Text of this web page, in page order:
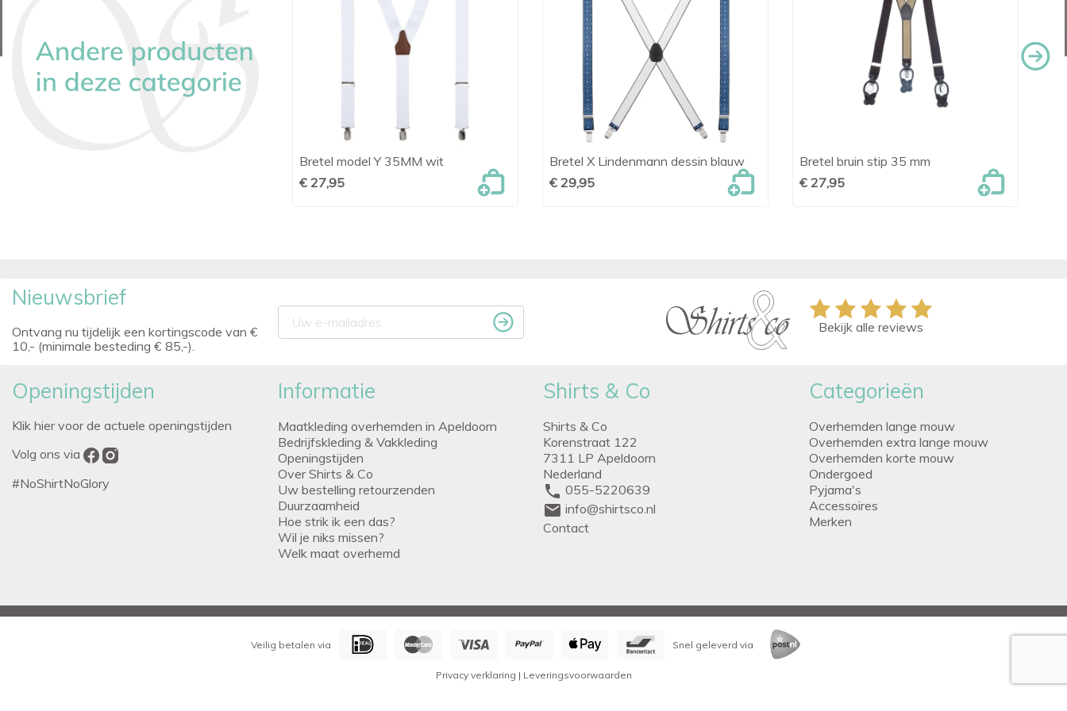
 Snel bekijken
Bretel model Y 35MM wit
€ 27,95
 Snel bekijken
Bretel X Lindenmann dessin blauw
€ 29,95
 Snel bekijken
Bretel bruin stip 35 mm
€ 27,95
Nieuwsbrief
Ontvang nu tijdelijk een kortingscode van €
10,- (minimale besteding € 85,-).
Bekijk alle reviews
Openingstijden
Klik hier voor de actuele openingstijden
Volg ons via
#NoShirtNoGlory
Informatie
Maatkleding overhemden in Apeldoorn
Bedrijfskleding & Vakkleding
Openingstijden
Over Shirts & Co
Uw bestelling retourzenden
Duurzaamheid
Hoe strik ik een das?
Wil je niks missen?
Welk maat overhemd
Shirts & Co
Shirts & Co
Korenstraat 122
7311 LP Apeldoorn
Nederland
phone 055-5220639
mail info@shirtsco.nl
Contact
Categorieën
Overhemden lange mouw
Overhemden extra lange mouw
Overhemden korte mouw
Ondergoed
Pyjama's
Accessoires
Merken
Veilig betalen via Snel geleverd via
Privacy verklaring | Leveringsvoorwaarden